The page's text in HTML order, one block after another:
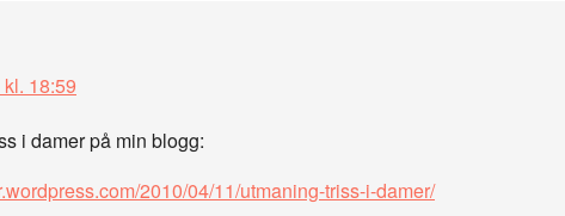
18:59
i damer på min blogg:
2010/04/11/utmaning-triss-i-damer/